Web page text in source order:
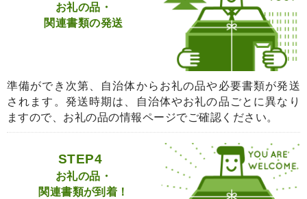
お礼の品・
関連書類の発送
準備ができ次第、自治体からお礼の品や必要書類が発送
されます。発送時期は、自治体やお礼の品ごとに異なり
ますので、お礼の品の情報ページでご確認ください。
STEP4
お礼の品・
関連書類が到着！